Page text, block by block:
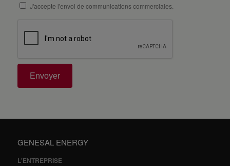
J'accepte l'envoi de communications commerciales.
Envoyer
GENESAL ENERGY
L'ENTREPRISE